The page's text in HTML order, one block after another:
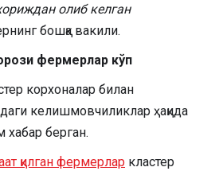
олиб келган
бошқа вакили.
фермерлар кўп
корхоналар билан
келишмовчиликлар ҳақида
хабар берган.
қилган фермерлар кластер